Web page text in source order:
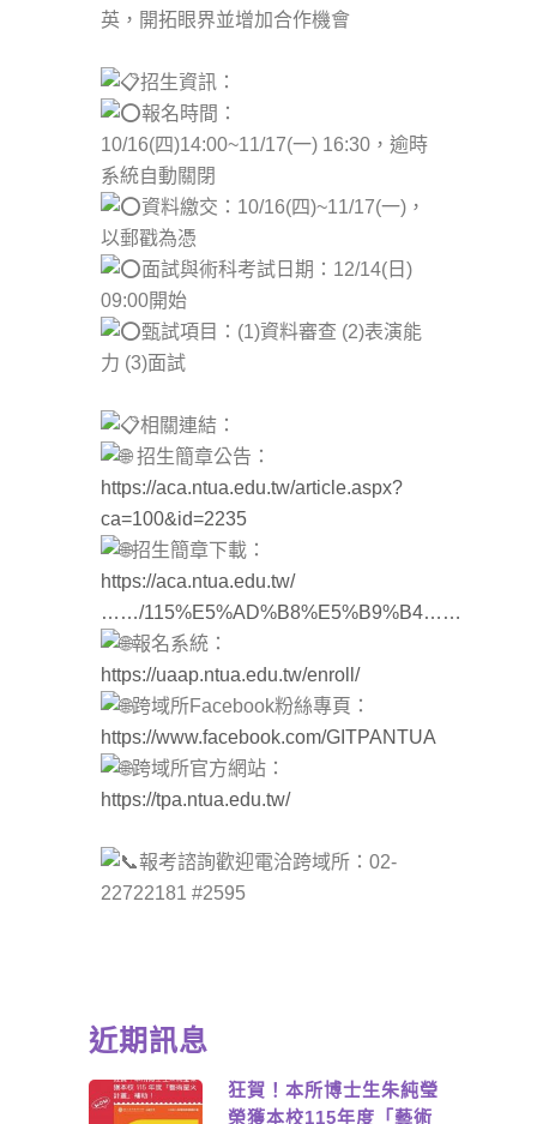
英，開拓眼界並增加合作機會
招生資訊：
報名時間：
10/16(四)14:00~11/17(一) 16:30，逾時
系統自動關閉
資料繳交：10/16(四)~11/17(一)，
以郵戳為憑
面試與術科考試日期：12/14(日)
09:00開始
甄試項目：(1)資料審查 (2)表演能
力 (3)面試
相關連結：
招生簡章公告：
https://aca.ntua.edu.tw/article.aspx?
ca=100&id=2235
招生簡章下載：
https://aca.ntua.edu.tw/
……/115%E5%AD%B8%E5%B9%B4……
報名系統：
https://uaap.ntua.edu.tw/enroll/
跨域所Facebook粉絲專頁：
https://www.facebook.com/GITPANTUA
跨域所官方網站：
https://tpa.ntua.edu.tw/
報考諮詢歡迎電洽跨域所：02-
22722181 #2595
近期訊息
狂賀！本所博士生朱純瑩
榮獲本校115年度「藝術